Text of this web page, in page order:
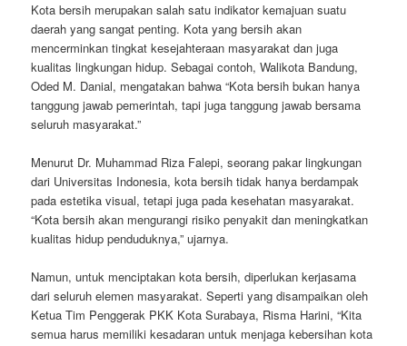
Kota bersih merupakan salah satu indikator kemajuan suatu
daerah yang sangat penting. Kota yang bersih akan
mencerminkan tingkat kesejahteraan masyarakat dan juga
kualitas lingkungan hidup. Sebagai contoh, Walikota Bandung,
Oded M. Danial, mengatakan bahwa “Kota bersih bukan hanya
tanggung jawab pemerintah, tapi juga tanggung jawab bersama
seluruh masyarakat.”
Menurut Dr. Muhammad Riza Falepi, seorang pakar lingkungan
dari Universitas Indonesia, kota bersih tidak hanya berdampak
pada estetika visual, tetapi juga pada kesehatan masyarakat.
“Kota bersih akan mengurangi risiko penyakit dan meningkatkan
kualitas hidup penduduknya,” ujarnya.
Namun, untuk menciptakan kota bersih, diperlukan kerjasama
dari seluruh elemen masyarakat. Seperti yang disampaikan oleh
Ketua Tim Penggerak PKK Kota Surabaya, Risma Harini, “Kita
semua harus memiliki kesadaran untuk menjaga kebersihan kota